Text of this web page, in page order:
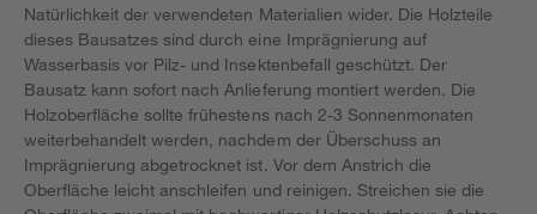
Natürlichkeit der verwendeten Materialien wider. Die Holzteile
dieses Bausatzes sind durch eine Imprägnierung auf
Wasserbasis vor Pilz- und Insektenbefall geschützt. Der
Bausatz kann sofort nach Anlieferung montiert werden. Die
Holzoberfläche sollte frühestens nach 2-3 Sonnenmonaten
weiterbehandelt werden, nachdem der Überschuss an
Imprägnierung abgetrocknet ist. Vor dem Anstrich die
Oberfläche leicht anschleifen und reinigen. Streichen sie die